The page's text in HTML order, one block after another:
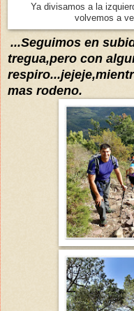
Ya divisamos a la
volvemos a
...Seguimos en
tregua,pero con alg
mas rodeno.